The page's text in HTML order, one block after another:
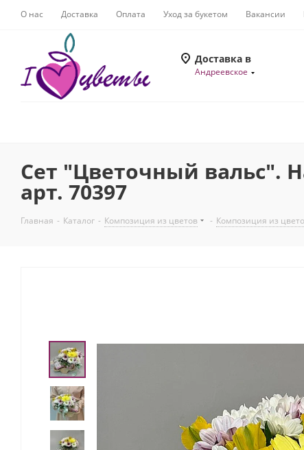
О нас Доставка Оплата Уход за букетом Вакансии
Доставка в
Андреевское
Сет "Цветочный вальс".
арт. 70397
Главная - Каталог - Композиция из цветов - Композиция из